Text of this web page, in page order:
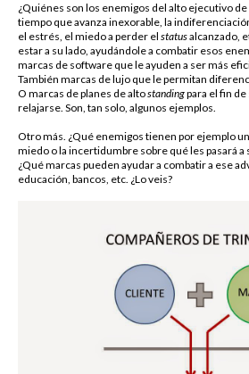
¿Quiénes son los enemigos del alto ejecutivo de
tiempo que avanza inexorable, la
el estrés, el miedo a perder el statusalcanzado,
estar a su lado, ayudándole a combatir esos
marcas de software que le ayuden a ser más
También marcas de lujo que le permitan
O marcas de planes de altostandingpara el fin
relajarse. Son, tan solo, algunos ejemplos.
Otro más. ¿Qué enemigos tienen por ejemplo
miedo o la incertidumbre sobre qué les pasará a
¿Qué marcas pueden ayudar a combatir a ese
educación, bancos, etc. ¿Lo veis?